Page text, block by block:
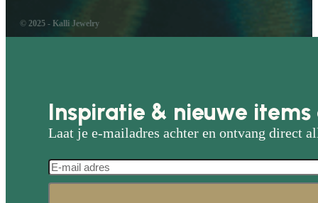
© 2025 - Kalli Jewelry
Inspiratie & nieuwe
Laat je e-mailadres achter en ontvang direct